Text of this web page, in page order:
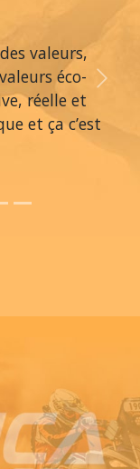
valeurs,
éco-
réelle et
et ça c’est
Next